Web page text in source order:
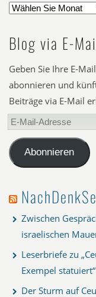
Blog via E-
Geben Sie Ihre E-
abonnieren und
Beiträge via E-Mail
E-
Mail-
AdresseAbonnieren
Zwischen
israelischen
Leserbriefe zu
Exempel statuiert“
Der Sturm auf